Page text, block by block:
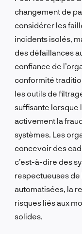
changement de
considérer les
incidents isolés,
des défaillances
confiance de
conformité
les outils de
suffisante lorsque
activement la
systèmes. Les
concevoir des
c’est-à-dire des
respectueuses de
automatisées, la
risques liés aux
solides.